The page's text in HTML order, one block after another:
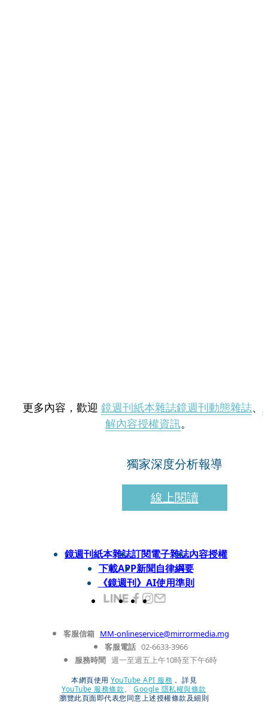
更多內容，歡迎 鏡週刊紙本雜誌鏡週刊動態雜誌、
解內容授權資訊。
獨家深度分析報導
線上閱讀
鏡週刊紙本雜誌訂閱電子雜誌內容授權
下載APP新聞自律綱要
《鏡週刊》AI使用準則
客服信箱 MM-onlineservice@mirrormedia.mg
客服電話 02-6633-3966
服務時間 週一至週五上午10時至下午6時
本網頁使用 YouTube API 服務 ， 詳見
YouTube 服務條款、
Google 隱私權與條款
瀏覽此頁面即代表您同意上述授權條款及細則